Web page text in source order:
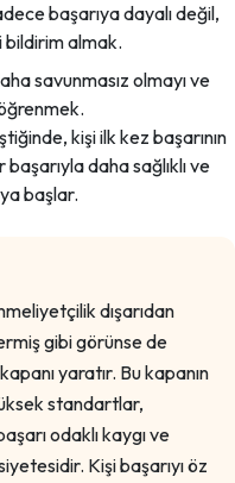
başarıya dayalı değil,
bildirim almak.
savunmasız olmayı ve
kişi ilk kez başarının
daha sağlıklı ve
başlar.
dışarıdan
gibi görünse de
yaratır. Bu kapanın
standartlar,
odaklı kaygı ve
Kişi başarıyı öz